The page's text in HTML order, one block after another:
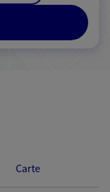
Carte